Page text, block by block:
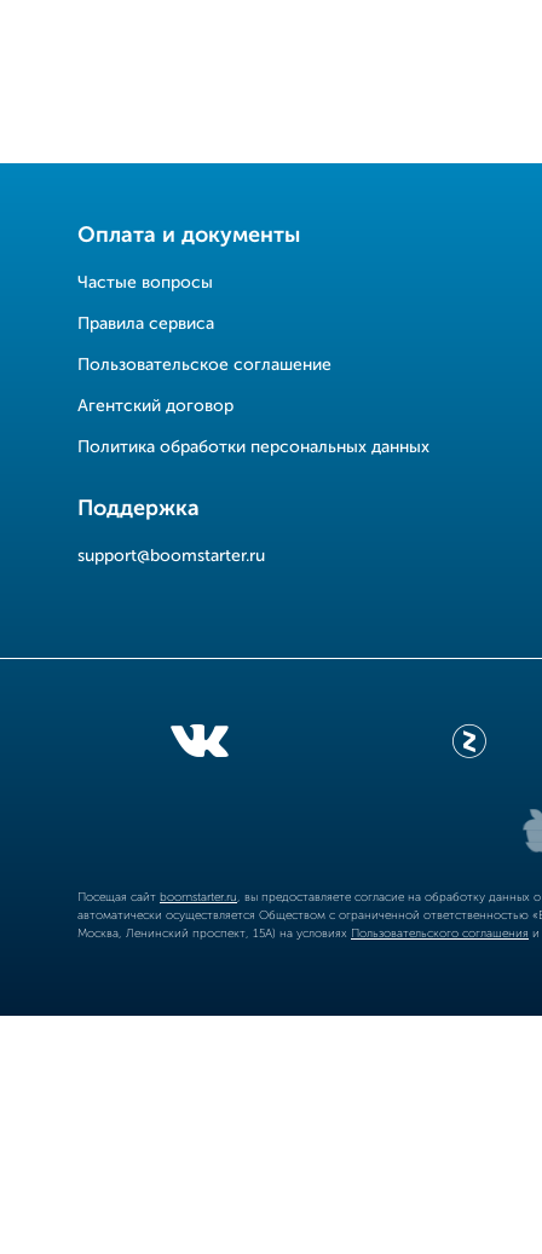
Оплата и документы
Частые вопросы
Правила сервиса
Пользовательское соглашение
Агентский договор
Политика обработки персональных данных
Поддержка
support@boomstarter.ru
Посещая сайт boomstarter.ru , вы предоставляете согласие на обработку
автоматически осуществляется Обществом с ограниченной
Москва, Ленинский проспект, 15А) на условиях Пользовательского соглашения и